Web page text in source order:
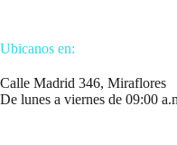
Ubicanos en:
Calle Madrid 346, Miraflores
De lunes a viernes de 09:00